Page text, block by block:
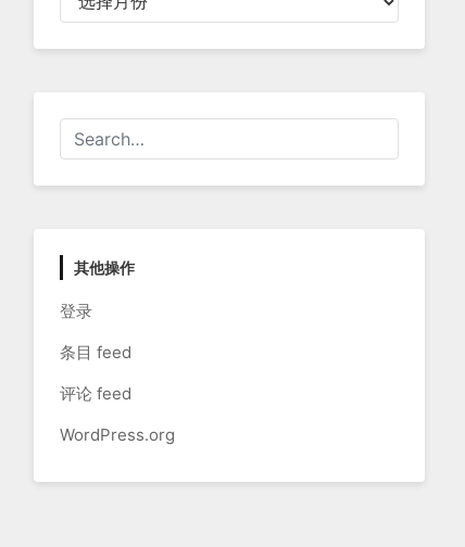
档
其他操作
登录
条目 feed
评论 feed
WordPress.org